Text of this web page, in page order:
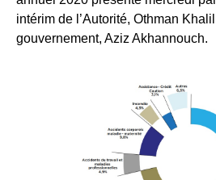
intérim de l’Autorité, Othman
gouvernement, Aziz Akhannouch.